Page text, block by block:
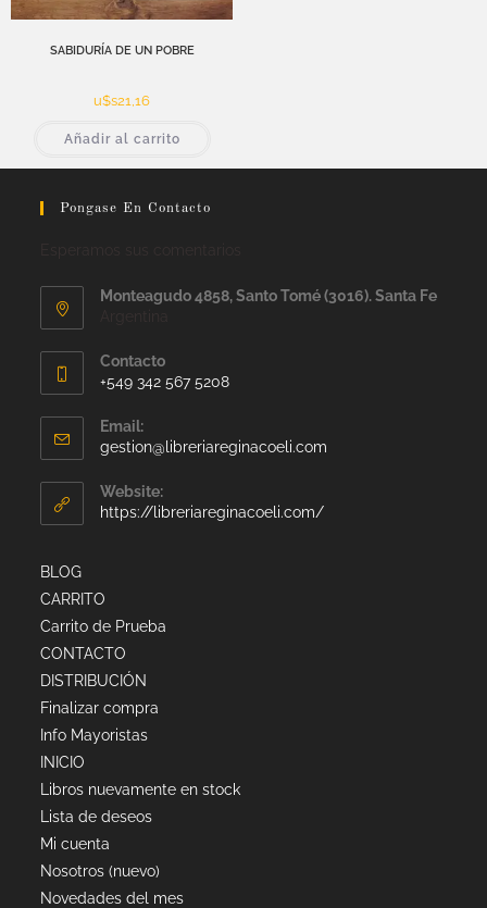
SABIDURÍA DE UN POBRE
u$s21,16
Añadir al carrito
Pongase En Contacto
Monteagudo 4858, Santo Tomé (3016). Santa Fe
Contacto
+549 342 567 5208
Email:
gestion@libreriareginacoeli.com
Website:
https://libreriareginacoeli.com/
BLOG
CARRITO
Carrito de Prueba
CONTACTO
DISTRIBUCIÓN
Finalizar compra
Info Mayoristas
INICIO
Libros nuevamente en stock
Lista de deseos
Mi cuenta
Nosotros (nuevo)
Novedades del mes